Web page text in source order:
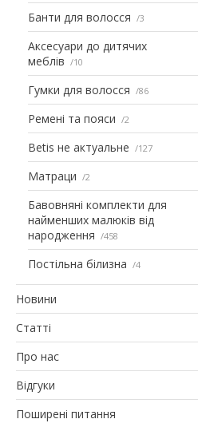
Банти для волосся 3
Аксесуари до дитячих
меблів
10
Гумки для волосся 86
Ремені та пояси 2
Betis не актуальне 127
Матраци 2
Бавовняні комплекти для
найменших малюків від
народження
458
Постільна білизна 4
Новини
Статті
Про нас
Відгуки
Поширені питання